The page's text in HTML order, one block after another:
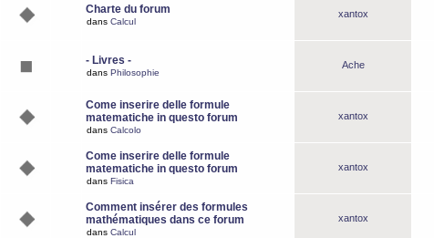
Charte du forum
dans Calcul
xantox
- Livres -
dans Philosophie
Ache
Come inserire delle formule
matematiche in questo forum
dans Calcolo
xantox
Come inserire delle formule
matematiche in questo forum
dans Fisica
xantox
Comment insérer des formules
mathématiques dans ce forum
dans Calcul
xantox